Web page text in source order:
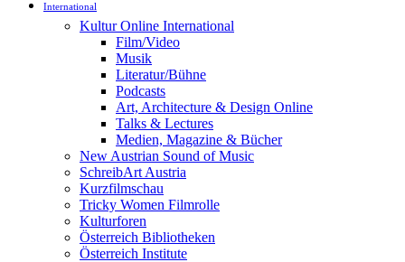
International
Kultur Online International
Film/Video
Musik
Literatur/Bühne
Podcasts
Art, Architecture & Design Online
Talks & Lectures
Medien, Magazine & Bücher
New Austrian Sound of Music
SchreibArt Austria
Kurzfilmschau
Tricky Women Filmrolle
Kulturforen
Österreich Bibliotheken
Österreich Institute